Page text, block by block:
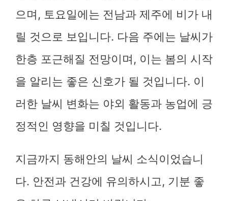
으며, 토요일에는 전남과 제주에 비가 내
릴 것으로 보입니다. 다음 주에는 날씨가
한층 포근해질 전망이며, 이는 봄의 시작
을 알리는 좋은 신호가 될 것입니다. 이
러한 날씨 변화는 야외 활동과 농업에 긍
정적인 영향을 미칠 것입니다.
지금까지 동해안의 날씨 소식이었습니
다. 안전과 건강에 유의하시고, 기분 좋